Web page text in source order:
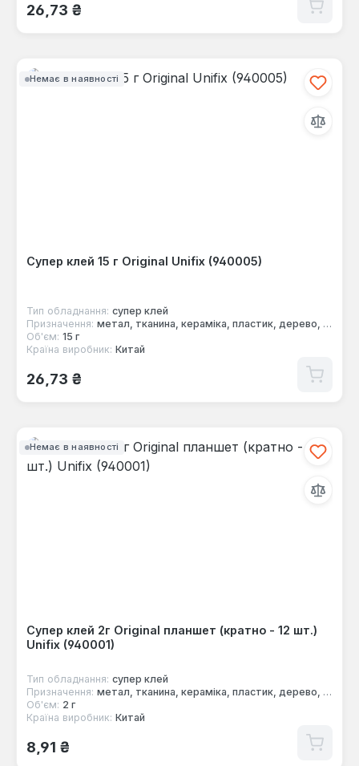
Звичайна ціна:
26,73 ₴
Немає в наявності
Супер клей 15 г Original Unifix (940005)
Тип обладнання: супер клей
Призначення: метал, тканина, кераміка, пластик, дерево, гума
Об'єм: 15 г
Країна виробник: Китай
Звичайна ціна:
26,73 ₴
Немає в наявності
Супер клей 2г Original планшет (кратно - 12 шт.)
Unifix (940001)
Тип обладнання: супер клей
Призначення: метал, тканина, кераміка, пластик, дерево, гума
Об'єм: 2 г
Країна виробник: Китай
Звичайна ціна:
8,91 ₴